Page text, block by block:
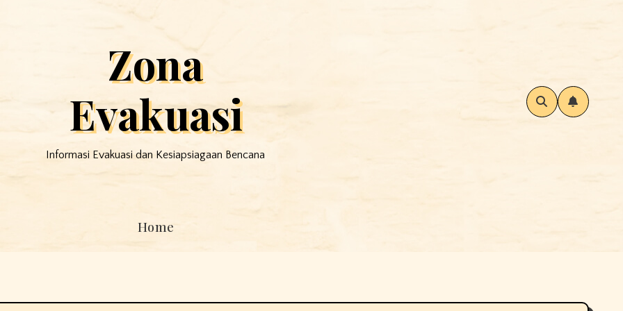
Zona
Evakuasi
Informasi Evakuasi dan Kesiapsiagaan Bencana
Home